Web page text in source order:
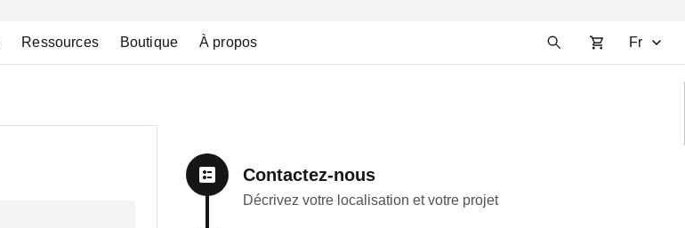
Ressources Boutique À propos Fr
Contactez-nous
Décrivez votre localisation et votre projet